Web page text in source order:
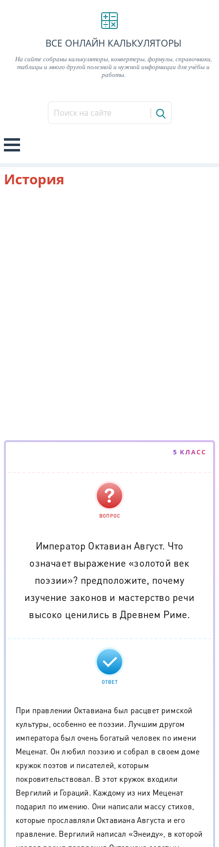
ВСЕ ОНЛАЙН КАЛЬКУЛЯТОРЫ
На сайте собраны калькуляторы, конвертеры, формулы, справочники,
таблицы и много другой полезной и нужной информации для учёбы и
работы.
История
5 КЛАСС
ВОПРОС
Император Октавиан Август. Что
означает выражение «золотой век
поэзии»? предположите, почему
изучение законов и мастерство речи
высоко ценились в Древнем Риме.
ОТВЕТ
При правлении Октавиана был расцвет римской
культуры, особенно ее поэзии. Лучшим другом
императора был очень богатый человек по имени
Меценат. Он любил поэзию и собрал в своем доме
кружок поэтов и писателей, которым
покровительствовал. В этот кружок входили
Вергилий и Гораций. Каждому из них Меценат
подарил по имению. Они написали массу стихов,
которые прославляли Октавиана Августа и его
правление. Вергилий написал «Энеиду», в которой